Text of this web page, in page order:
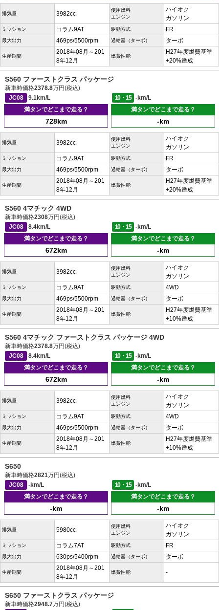
排気量 3982cc
使用燃料
エンジン
ハイオク
ガソリン
ミッション コラム9AT 駆動方式 FR
最大出力 469ps/5500rpm 過給器（ターボ） ターボ
生産期間
2018年08月～201
8年12月
燃費性能
H27年度燃費基準
+20%達成
S560 ファーストクラス パッケージ
新車時価格2378.8万円(税込)
JC08
9.1km/L 10・15
-km/L
満タンでどこまで走る？
728km
満タンでどこまで走る？
-km
排気量 3982cc
使用燃料
エンジン
ハイオク
ガソリン
ミッション コラム9AT 駆動方式 FR
最大出力 469ps/5500rpm 過給器（ターボ） ターボ
生産期間
2018年08月～201
8年12月
燃費性能
H27年度燃費基準
+20%達成
S560 4マチック 4WD
新車時価格2308万円(税込)
JC08
8.4km/L 10・15
-km/L
満タンでどこまで走る？
672km
満タンでどこまで走る？
-km
排気量 3982cc
使用燃料
エンジン
ハイオク
ガソリン
ミッション コラム9AT 駆動方式 4WD
最大出力 469ps/5500rpm 過給器（ターボ） ターボ
生産期間
2018年08月～201
8年12月
燃費性能
H27年度燃費基準
+10%達成
S560 4マチック ファーストクラス パッケージ 4WD
新車時価格2378.8万円(税込)
JC08
8.4km/L 10・15
-km/L
満タンでどこまで走る？
672km
満タンでどこまで走る？
-km
排気量 3982cc
使用燃料
エンジン
ハイオク
ガソリン
ミッション コラム9AT 駆動方式 4WD
最大出力 469ps/5500rpm 過給器（ターボ） ターボ
生産期間
2018年08月～201
8年12月
燃費性能
H27年度燃費基準
+10%達成
S650
新車時価格2821万円(税込)
JC08
-km/L 10・15
-km/L
満タンでどこまで走る？
-km
満タンでどこまで走る？
-km
排気量 5980cc
使用燃料
エンジン
ハイオク
ガソリン
ミッション コラム7AT 駆動方式 FR
最大出力 630ps/5400rpm 過給器（ターボ） ターボ
生産期間
2018年08月～201
8年12月
燃費性能 -
S650 ファーストクラス パッケージ
新車時価格2948.7万円(税込)